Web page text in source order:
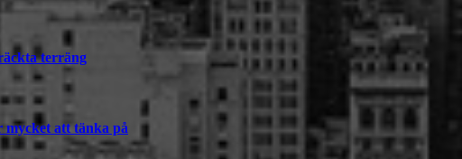
terräng
mycket att tänka på